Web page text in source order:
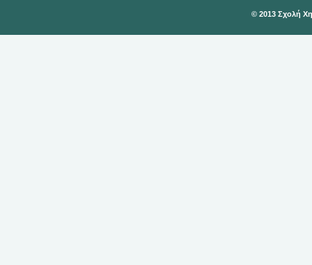
© 2013 Σχολή